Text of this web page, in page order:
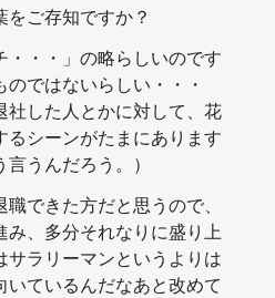
をご存知ですか？
・・・」の略らしいのです
ではないらしい・・・
社した人とかに対して、花
るシーンがたまにあります
うんだろう。）
できた方だと思うので、
み、多分それなりに盛り上
サラリーマンというよりは
いているんだなあと改めて